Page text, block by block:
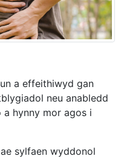
a effeithiwyd gan
neu anabledd
hynny mor agos i
sylfaen wyddonol